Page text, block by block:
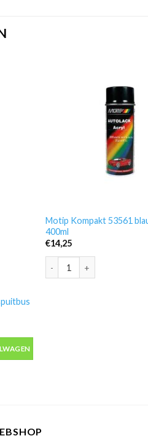
Motip Kompakt 53561
400ml
€14,25
Motip Kompakt 53561